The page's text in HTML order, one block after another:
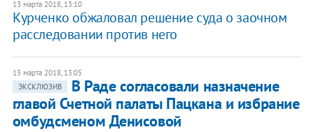
13 марта 2018, 13:10
Курченко обжаловал решение суда о заочном
расследовании против него
13 марта 2018, 13:05
ЭКСКЛЮЗИВ
В Раде согласовали назначение
главой Счетной палаты Пацкана и избрание
омбудсменом Денисовой